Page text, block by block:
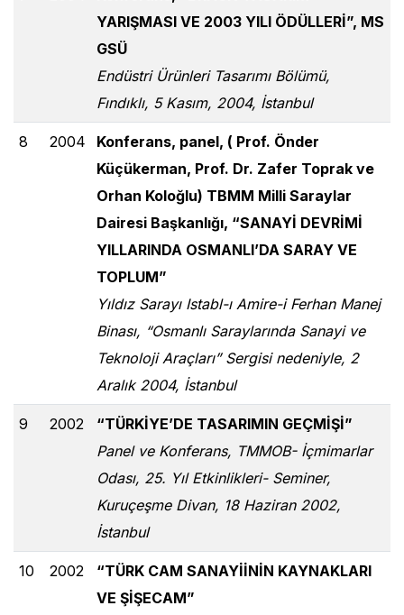
YARIŞMASI VE 2003 YILI ÖDÜLLERİ”, MS
GSÜ
Endüstri Ürünleri Tasarımı Bölümü,
Fındıklı, 5 Kasım, 2004, İstanbul
8 2004
Konferans, panel, ( Prof. Önder
Küçükerman, Prof. Dr. Zafer Toprak ve
Orhan Koloğlu) TBMM Milli Saraylar
Dairesi Başkanlığı, “SANAYİ DEVRİMİ
YILLARINDA OSMANLI’DA SARAY VE
TOPLUM”
Yıldız Sarayı Istabl-ı Amire-i Ferhan Manej
Binası, “Osmanlı Saraylarında Sanayi ve
Teknoloji Araçları” Sergisi nedeniyle, 2
Aralık 2004, İstanbul
9 2002
“TÜRKİYE’DE TASARIMIN GEÇMİŞİ”
Panel ve Konferans, TMMOB- İçmimarlar
Odası, 25. Yıl Etkinlikleri- Seminer,
Kuruçeşme Divan, 18 Haziran 2002,
İstanbul
10 2002
“TÜRK CAM SANAYİİNİN KAYNAKLARI
VE ŞİŞECAM”